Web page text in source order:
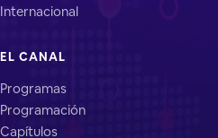
Internacional
EL CANAL
Programas
Programación
Capítulos